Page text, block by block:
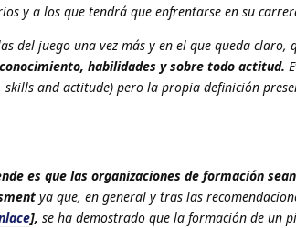
y a los que tendrá que enfrentarse en su
del juego una vez más y en el que queda claro,
habilidades y sobre todo actitud.
skills and actitude) pero la propia definición
es que las organizaciones de formación
ya que, en general y tras las
], se ha demostrado que la formación de un